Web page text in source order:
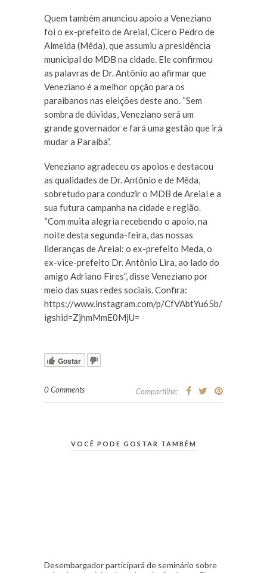
Quem também anunciou apoio a Veneziano
foi o ex-prefeito de Areial, Cícero Pedro de
Almeida (Mêda), que assumiu a presidência
municipal do MDB na cidade. Ele confirmou
as palavras de Dr. Antônio ao afirmar que
Veneziano é a melhor opção para os
paraibanos nas eleições deste ano. “Sem
sombra de dúvidas, Veneziano será um
grande governador e fará uma gestão que irá
mudar a Paraíba”.
Veneziano agradeceu os apoios e destacou
as qualidades de Dr. Antônio e de Mêda,
sobretudo para conduzir o MDB de Areial e a
sua futura campanha na cidade e região.
“Com muita alegria recebendo o apoio, na
noite desta segunda-feira, das nossas
lideranças de Areial: o ex-prefeito Meda, o
ex-vice-prefeito Dr. Antônio Lira, ao lado do
amigo Adriano Fires”, disse Veneziano por
meio das suas redes sociais. Confira:
https://www.instagram.com/p/CfVAbtYu65b/?
igshid=ZjhmMmE0MjU=
Gostar
0 Comments Compartilhe:
VOCÊ PODE GOSTAR TAMBÉM
Desembargador participará de seminário sobre